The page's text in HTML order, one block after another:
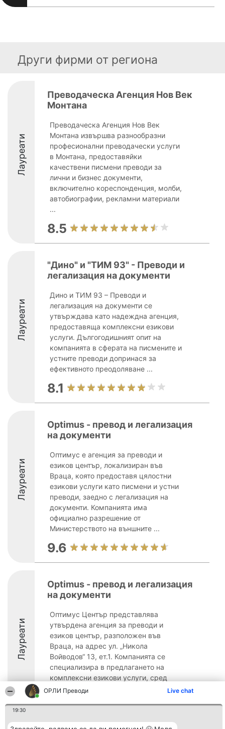
ОРЛИ Преводи Live chat
19:30
Други фирми от региона
Лауреати
Преводаческа Агенция Нов Век
Монтана
Преводаческа Агенция Нов Век
Монтана извършва разнообразни
професионални преводачески услуги
в Монтана, предоставяйки
качествени писмени преводи за
лични и бизнес документи,
включително кореспонденция, молби,
автобиографии, рекламни материали
...
8.5
Лауреати
"Дино" и "ТИМ 93" - Преводи и
легализация на документи
Дино и ТИМ 93 – Преводи и
легализация на документи се
утвърждава като надеждна агенция,
предоставяща комплексни езикови
услуги. Дългогодишният опит на
компанията в сферата на писмените и
устните преводи допринася за
ефективното преодоляване ...
8.1
Лауреати
Optimus - превод и легализация
на документи
Оптимус е агенция за преводи и
езиков център, локализиран във
Враца, която предоставя цялостни
езикови услуги като писмени и устни
преводи, заедно с легализация на
документи. Компанията има
официално разрешение от
Министерството на външните ...
9.6
Лауреати
Optimus - превод и легализация
на документи
Оптимус Център представлява
утвърдена агенция за преводи и
езиков център, разположен във
Враца, на адрес ул. „Никола
Войводов“ 13, ет.1. Компанията се
специализира в предлагането на
комплексни езикови услуги, сред
които са писмени и устни преводи ...